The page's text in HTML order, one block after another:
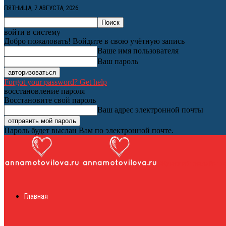
ПЯТНИЦА, 7 АВГУСТА, 2026
войти в систему
Добро пожаловать! Войдите в свою учётную запись
Ваше имя пользователя
Ваш пароль
Forgot your password? Get help
восстановление пароля
Восстановите свой пароль
Ваш адрес электронной почты
Пароль будет выслан Вам по электронной почте.
Главная